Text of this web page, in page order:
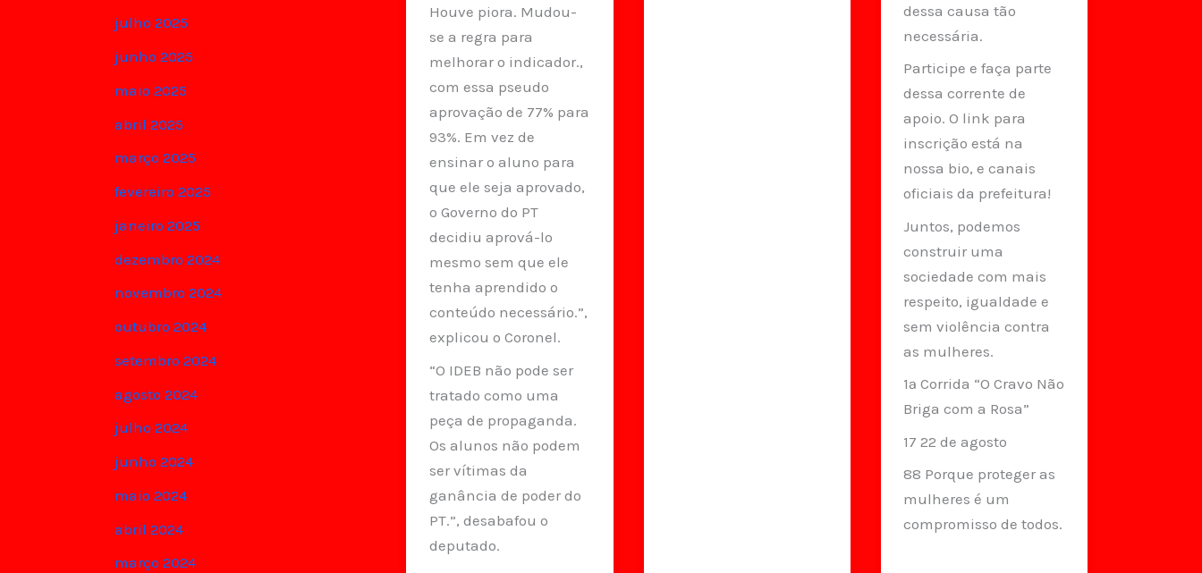
julho 2025
junho 2025
maio 2025
abril 2025
março 2025
fevereiro 2025
janeiro 2025
dezembro 2024
novembro 2024
outubro 2024
setembro 2024
agosto 2024
julho 2024
junho 2024
maio 2024
abril 2024
março 2024
Houve piora. Mudou-
se a regra para
melhorar o indicador.,
com essa pseudo
aprovação de 77% para
93%. Em vez de
ensinar o aluno para
que ele seja aprovado,
o Governo do PT
decidiu aprová-lo
mesmo sem que ele
tenha aprendido o
conteúdo necessário.”,
explicou o Coronel.
“O IDEB não pode ser
tratado como uma
peça de propaganda.
Os alunos não podem
ser vítimas da
ganância de poder do
PT.”, desabafou o
deputado.
dessa causa tão
necessária.
Participe e faça parte
dessa corrente de
apoio. O link para
inscrição está na
nossa bio, e canais
oficiais da prefeitura!
Juntos, podemos
construir uma
sociedade com mais
respeito, igualdade e
sem violência contra
as mulheres.
1ª Corrida “O Cravo Não
Briga com a Rosa”
17 22 de agosto
88 Porque proteger as
mulheres é um
compromisso de todos.